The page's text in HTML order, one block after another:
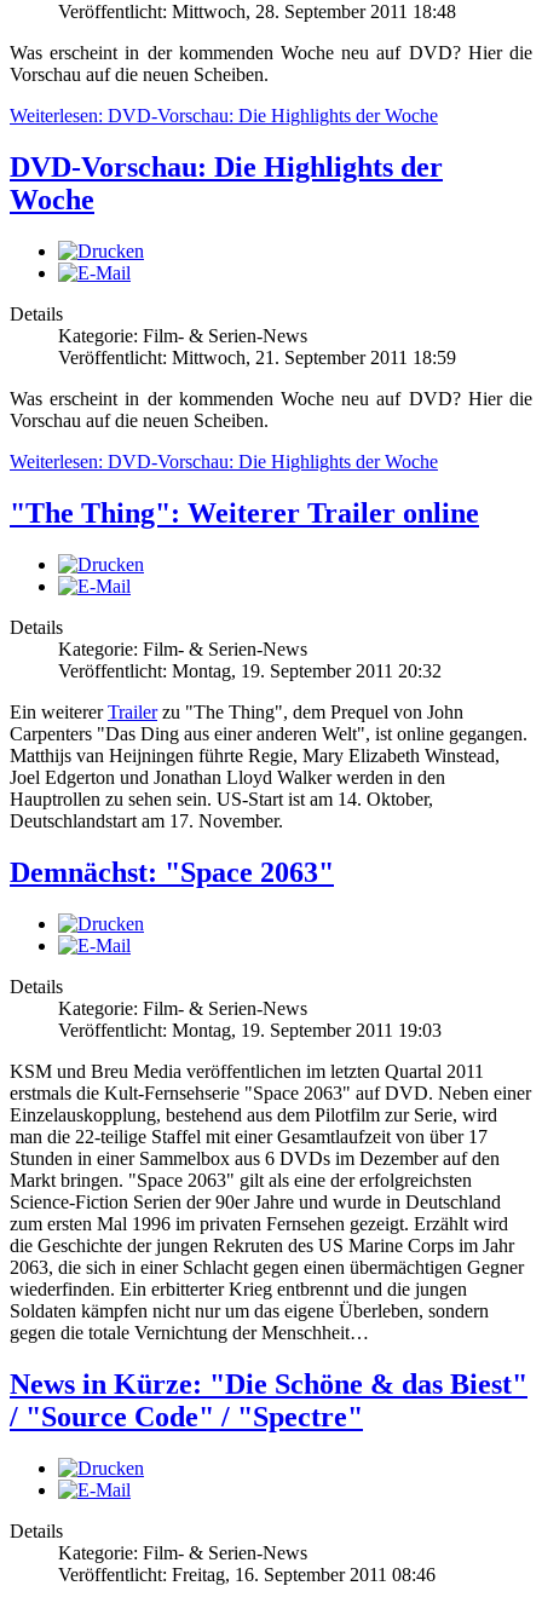
Veröffentlicht: Mittwoch, 28. September 2011 18:48
Was erscheint in der kommenden Woche neu auf DVD? Hier die
Vorschau auf die neuen Scheiben.
Weiterlesen: DVD-Vorschau: Die Highlights der Woche
DVD-Vorschau: Die Highlights der
Woche
Details
Kategorie: Film- & Serien-News
Veröffentlicht: Mittwoch, 21. September 2011 18:59
Was erscheint in der kommenden Woche neu auf DVD? Hier die
Vorschau auf die neuen Scheiben.
Weiterlesen: DVD-Vorschau: Die Highlights der Woche
"The Thing": Weiterer Trailer online
Details
Kategorie: Film- & Serien-News
Veröffentlicht: Montag, 19. September 2011 20:32
Ein weitererTrailerzu "The Thing", dem Prequel von John
Carpenters "Das Ding aus einer anderen Welt", ist online gegangen.
Matthijs van Heijningen führte Regie, Mary Elizabeth Winstead,
Joel Edgerton und Jonathan Lloyd Walker werden in den
Hauptrollen zu sehen sein. US-Start ist am 14. Oktober,
Deutschlandstart am 17. November.
Demnächst: "Space 2063"
Details
Kategorie: Film- & Serien-News
Veröffentlicht: Montag, 19. September 2011 19:03
KSM und Breu Media veröffentlichen im letzten Quartal 2011
erstmals die Kult-Fernsehserie "Space 2063" auf DVD. Neben einer
Einzelauskopplung, bestehend aus dem Pilotfilm zur Serie, wird
man die 22-teilige Staffel mit einer Gesamtlaufzeit von über 17
Stunden in einer Sammelbox aus 6 DVDs im Dezember auf den
Markt bringen. "Space 2063" gilt als eine der erfolgreichsten
Science-Fiction Serien der 90er Jahre und wurde in Deutschland
zum ersten Mal 1996 im privaten Fernsehen gezeigt. Erzählt wird
die Geschichte der jungen Rekruten des US Marine Corps im Jahr
2063, die sich in einer Schlacht gegen einen übermächtigen Gegner
wiederfinden. Ein erbitterter Krieg entbrennt und die jungen
Soldaten kämpfen nicht nur um das eigene Überleben, sondern
gegen die totale Vernichtung der Menschheit…
News in Kürze: "Die Schöne & das Biest"
/ "Source Code" / "Spectre"
Details
Kategorie: Film- & Serien-News
Veröffentlicht: Freitag, 16. September 2011 08:46